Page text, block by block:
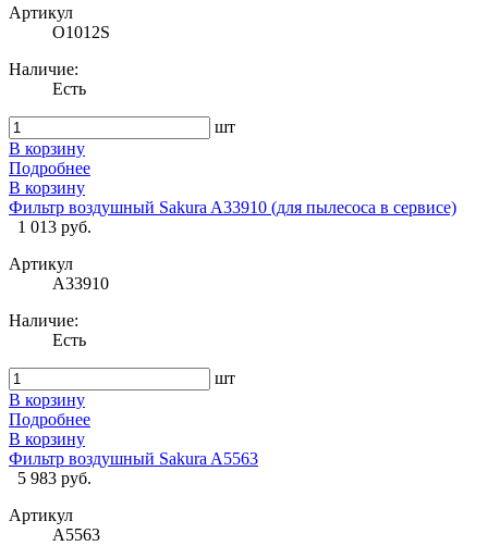
Артикул
O1012S
Наличие:
Есть
шт
В корзину
Подробнее
В корзину
Фильтр воздушный Sakura A33910 (для пылесоса в сервисе)
1 013 руб.
Артикул
A33910
Наличие:
Есть
шт
В корзину
Подробнее
В корзину
Фильтр воздушный Sakura A5563
5 983 руб.
Артикул
A5563